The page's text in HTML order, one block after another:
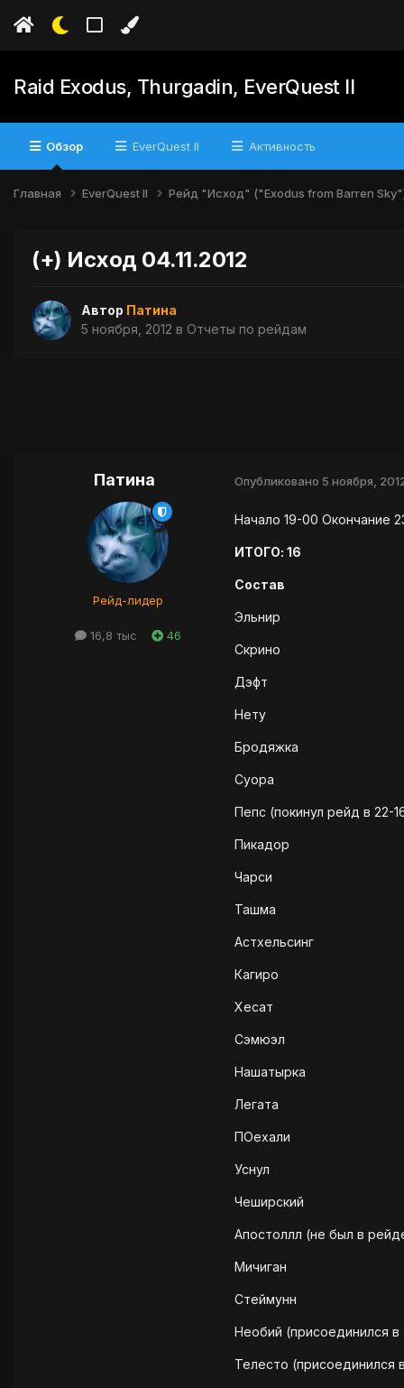
Raid Exodus, Thurgadin, EverQuest II
Обзор EverQuest II Активность
Главная EverQuest II Рейд "Исход" ("Exodus from Barren
(+) Исход 04.11.2012
Автор Патина
5 ноября, 2012 в Отчеты по рейдам
Патина
Рейд-лидер
16,8 тыс 46
Опубликовано 5 ноября,
Начало 19-00 Окончание
ИТОГО: 16
Состав
Эльнир
Скрино
Дэфт
Нету
Бродяжка
Суора
Пепс (покинул рейд в 22-
Пикадор
Чарси
Ташма
Астхельсинг
Кагиро
Хесат
Сэмюэл
Нашатырка
Легата
ПОехали
Уснул
Чеширский
Апостоллл (не был в
Мичиган
Стеймунн
Необий (присоединился
Телесто (присоединился